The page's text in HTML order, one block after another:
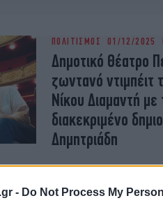
- Do Not Process My
ΠΟΛΙΤΙΣΜΟΣ 01/12/2025
Δημοτικό Θέατρο
ζωντανό ντιμπέιτ
Νίκου Διαμαντή με
διακεκριμένο
Δημητριάδη
ΚΟΣΜΟΣ 17/02/2025